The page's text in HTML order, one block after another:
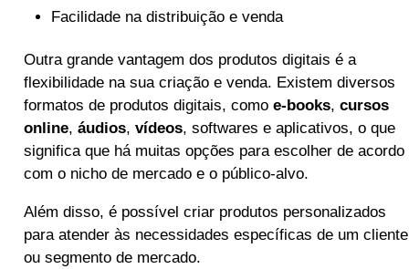
Facilidade na distribuição e venda
Outra grande vantagem dos produtos digitais é a
flexibilidade na sua criação e venda. Existem diversos
formatos de produtos digitais, como e-books, cursos
online, áudios, vídeos, softwares e aplicativos, o que
significa que há muitas opções para escolher de acordo
com o nicho de mercado e o público-alvo.
Além disso, é possível criar produtos personalizados
para atender às necessidades específicas de um cliente
ou segmento de mercado.